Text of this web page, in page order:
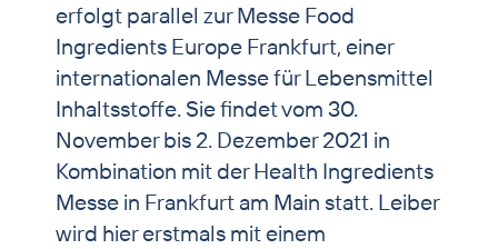
erfolgt parallel zur Messe Food
Ingredients Europe Frankfurt, einer
internationalen Messe für Lebensmittel
Inhaltsstoffe. Sie findet vom 30.
November bis 2. Dezember 2021 in
Kombination mit der Health Ingredients
Messe in Frankfurt am Main statt. Leiber
wird hier erstmals mit einem